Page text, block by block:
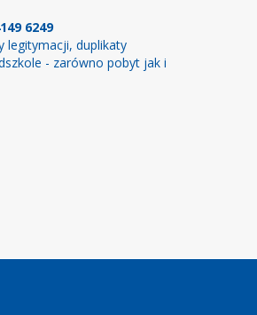
6249
legitymacji, duplikaty
- zarówno pobyt jak i